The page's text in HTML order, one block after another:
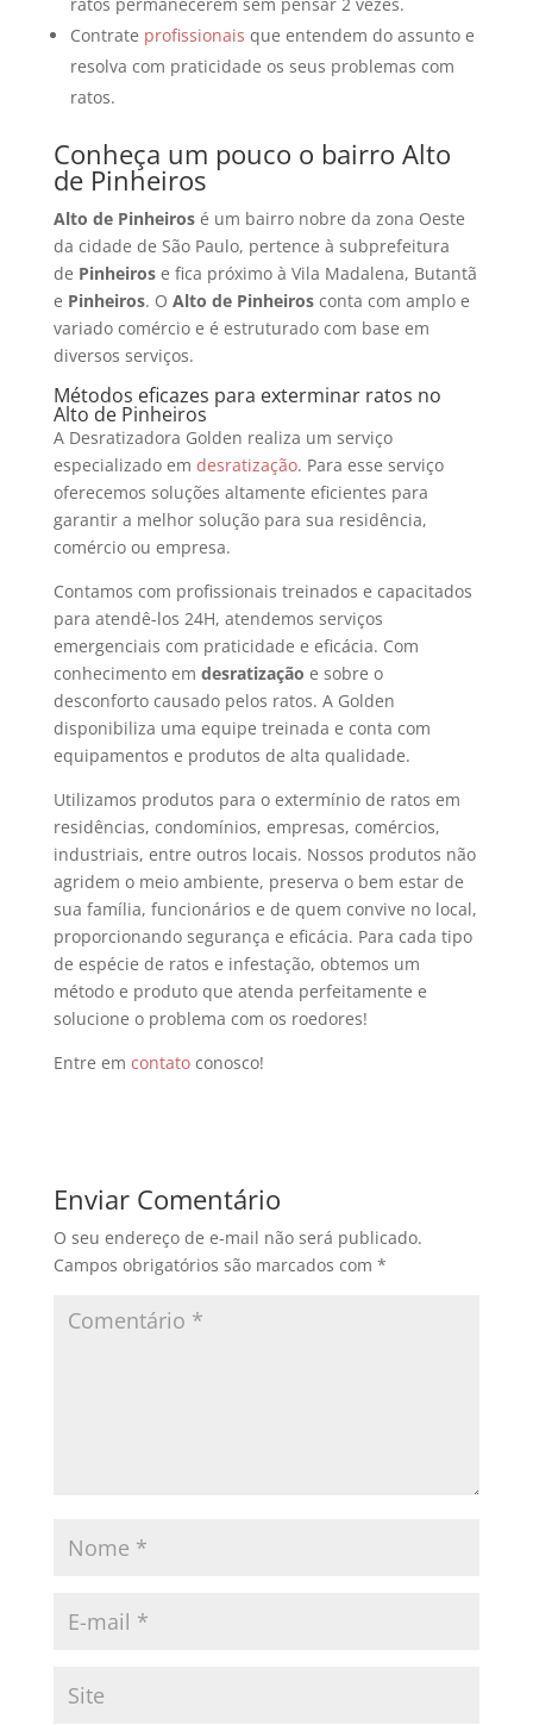
Contrate profissionais que entendem do assunto e
resolva com praticidade os seus problemas com
ratos.
Conheça um pouco o bairro Alto
de Pinheiros
Alto de Pinheirosé um bairro nobre da zona Oeste
da cidade de São Paulo, pertence à subprefeitura
de Pinheirose fica próximo à Vila Madalena, Butantã
e Pinheiros. O Alto de Pinheirosconta com amplo e
variado comércio e é estruturado com base em
diversos serviços.
Métodos eficazes para exterminar ratos no
Alto de Pinheiros
A Desratizadora Golden realiza um serviço
especializado em desratização. Para esse serviço
oferecemos soluções altamente eficientes para
garantir a melhor solução para sua residência,
comércio ou empresa.
Contamos com profissionais treinados e capacitados
para atendê-los 24H, atendemos serviços
emergenciais com praticidade e eficácia. Com
conhecimento em desratização e sobre o
desconforto causado pelos ratos. A Golden
disponibiliza uma equipe treinada e conta com
equipamentos e produtos de alta qualidade.
Utilizamos produtos para o extermínio de ratos em
residências, condomínios, empresas, comércios,
industriais, entre outros locais. Nossos produtos não
agridem o meio ambiente, preserva o bem estar de
sua família, funcionários e de quem convive no local,
proporcionando segurança e eficácia. Para cada tipo
de espécie de ratos e infestação, obtemos um
método e produto que atenda perfeitamente e
solucione o problema com os roedores!
Entre em contato conosco!
Enviar Comentário
O seu endereço de e-mail não será publicado.
Campos obrigatórios são marcados com *